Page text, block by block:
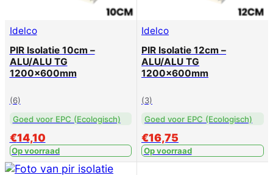
Idelco
PIR Isolatie 10cm –
ALU/ALU TG
1200x600mm
(6)
Goed voor EPC (Ecologisch)
€14,10
Op voorraad
Idelco
PIR Isolatie 12cm –
ALU/ALU TG
1200x600mm
(3)
Goed voor EPC (Ecologisch)
€16,75
Op voorraad